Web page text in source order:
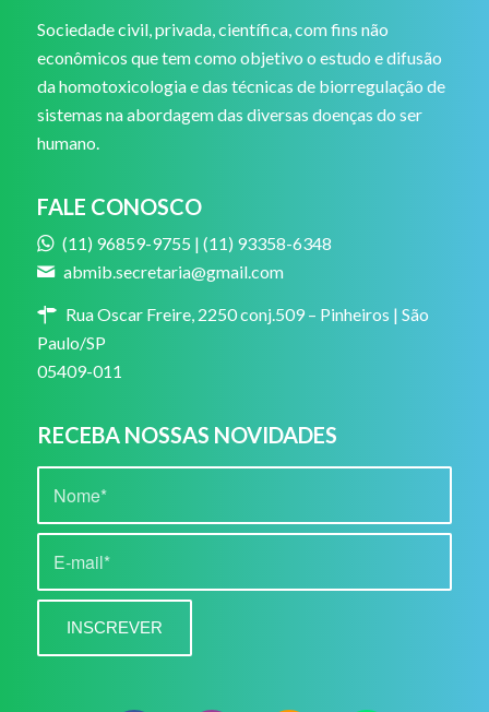
Sociedade civil, privada, científica, com fins não
econômicos que tem como objetivo o estudo e difusão
da homotoxicologia e das técnicas de biorregulação de
sistemas na abordagem das diversas doenças do ser
humano.
FALE CONOSCO
(11) 96859-9755 | (11) 93358-6348
abmib.secretaria@gmail.com
Rua Oscar Freire, 2250 conj.509 – Pinheiros | São
Paulo/SP
05409-011
RECEBA NOSSAS NOVIDADES